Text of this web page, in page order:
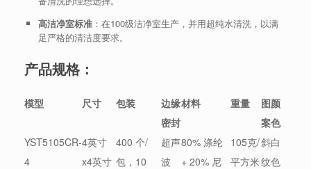
高洁净室标准：在100级洁净室生产，并用超纯水清洗，以满
足严格的清洁度要求。
产品规格：
模型 尺寸 包装
边缘
密封
材料 重量
图
案
颜
色
YST5105CR-
4
4英寸
x4英寸
400 个/
包，10
超声
波
80% 涤纶
+ 20% 尼
105克/
平方米
斜
纹
白
色